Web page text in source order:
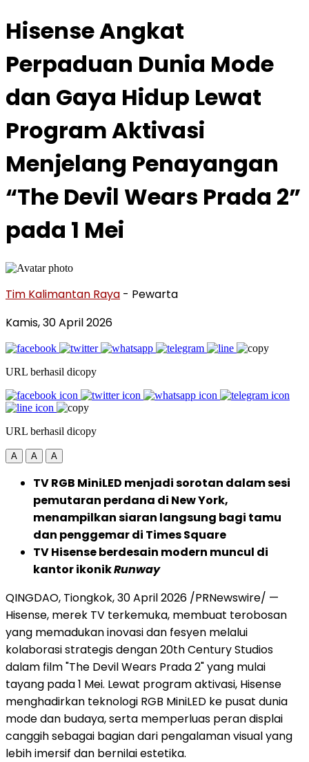
Hisense Angkat
Perpaduan Dunia Mode
dan Gaya Hidup Lewat
Program Aktivasi
Menjelang Penayangan
“The Devil Wears Prada 2”
pada 1 Mei
Tim Kalimantan Raya - Pewarta
Kamis, 30 April 2026
URL berhasil dicopy
URL berhasil dicopy
A A A
TV RGB MiniLED menjadi sorotan dalam sesi
pemutaran perdana di New York,
menampilkan siaran langsung bagi tamu
dan penggemar di Times Square
TV Hisense berdesain modern muncul di
kantor ikonikRunway
QINGDAO, Tiongkok,30 April 2026 /PRNewswire/ —
Hisense, merek TV terkemuka, membuat terobosan
yang memadukan inovasi dan fesyen melalui
kolaborasi strategis dengan 20th Century Studios
dalam film "The Devil Wears Prada 2" yang mulai
tayang pada 1 Mei. Lewat program aktivasi, Hisense
menghadirkan teknologi RGB MiniLED ke pusat dunia
mode dan budaya, serta memperluas peran displai
canggih sebagai bagian dari pengalaman visual yang
lebih imersif dan bernilai estetika.